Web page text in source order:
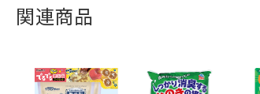
関連商品